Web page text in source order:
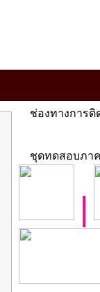
ช่องทางการติ
ชุดทดสอบภา